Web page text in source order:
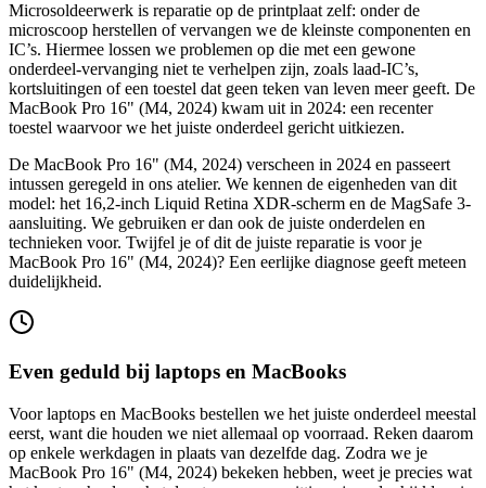
Microsoldeerwerk is reparatie op de printplaat zelf: onder de
microscoop herstellen of vervangen we de kleinste componenten en
IC’s. Hiermee lossen we problemen op die met een gewone
onderdeel-vervanging niet te verhelpen zijn, zoals laad-IC’s,
kortsluitingen of een toestel dat geen teken van leven meer geeft. De
MacBook Pro 16" (M4, 2024) kwam uit in 2024: een recenter
toestel waarvoor we het juiste onderdeel gericht uitkiezen.
De MacBook Pro 16" (M4, 2024) verscheen in 2024 en passeert
intussen geregeld in ons atelier. We kennen de eigenheden van dit
model: het 16,2-inch Liquid Retina XDR-scherm en de MagSafe 3-
aansluiting. We gebruiken er dan ook de juiste onderdelen en
technieken voor. Twijfel je of dit de juiste reparatie is voor je
MacBook Pro 16" (M4, 2024)? Een eerlijke diagnose geeft meteen
duidelijkheid.
Even geduld bij laptops en MacBooks
Voor laptops en MacBooks bestellen we het juiste onderdeel meestal
eerst, want die houden we niet allemaal op voorraad. Reken daarom
op enkele werkdagen in plaats van dezelfde dag. Zodra we je
MacBook Pro 16" (M4, 2024) bekeken hebben, weet je precies wat